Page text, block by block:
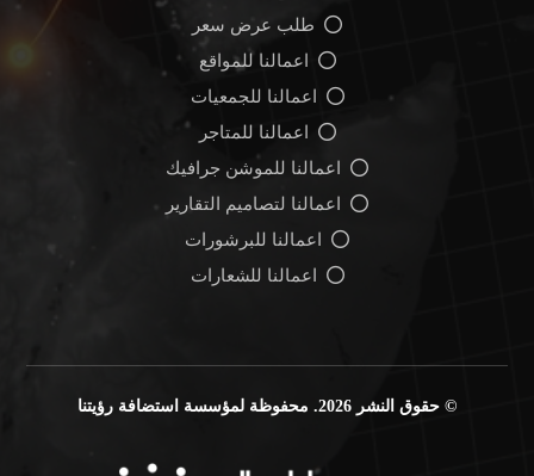
طلب عرض سعر
اعمالنا للمواقع
اعمالنا للجمعيات
اعمالنا للمتاجر
اعمالنا للموشن جرافيك
اعمالنا لتصاميم التقارير
اعمالنا للبرشورات
اعمالنا للشعارات
© حقوق النشر 2026. محفوظة لمؤسسة استضافة رؤيتنا